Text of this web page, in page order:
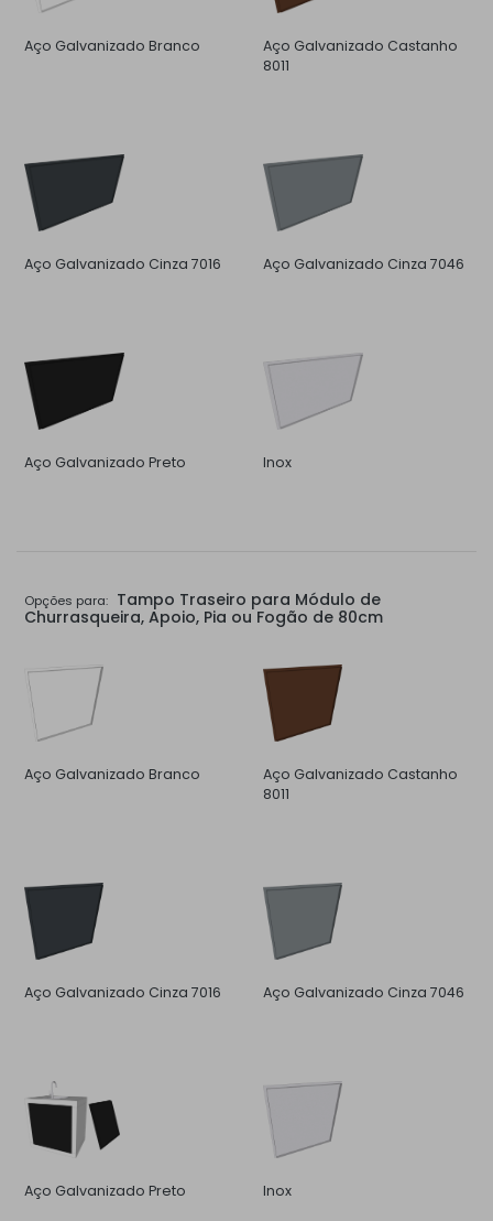
Aço Galvanizado Branco
Aço Galvanizado Castanho
8011
Aço Galvanizado Cinza 7016 Aço Galvanizado Cinza 7046
Aço Galvanizado Preto Inox
Opções para: Tampo Traseiro para Módulo de
Churrasqueira, Apoio, Pia ou Fogão de 80cm
Aço Galvanizado Branco
Aço Galvanizado Castanho
8011
Aço Galvanizado Cinza 7016 Aço Galvanizado Cinza 7046
Aço Galvanizado Preto Inox